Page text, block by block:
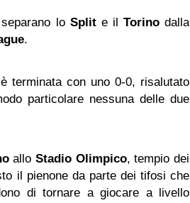
lo Splite il Torinodalla
.
terminata con uno 0-0, risalutato
particolare nessuna delle due
allo Stadio Olimpico, tempio dei
il pienone da parte dei tifosi che
di tornare a giocare a livello